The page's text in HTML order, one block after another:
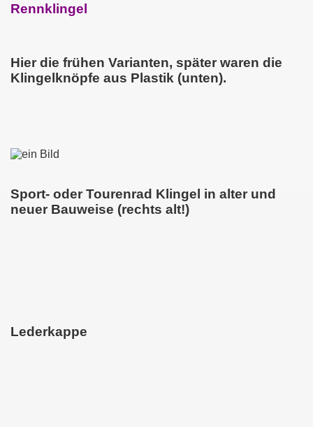
Rennklingel
Hier die frühen Varianten, später waren die
Klingelknöpfe aus Plastik (unten).
Sport- oder Tourenrad Klingel in alter und
neuer Bauweise (rechts alt!)
Lederkappe